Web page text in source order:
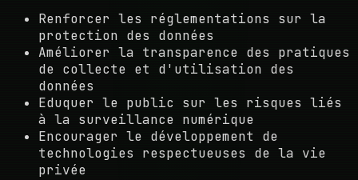
Renforcer les réglementations sur la
protection des données
Améliorer la transparence des pratiques
de collecte et d'utilisation des
données
Eduquer le public sur les risques liés
à la surveillance numérique
Encourager le développement de
technologies respectueuses de la vie
privée